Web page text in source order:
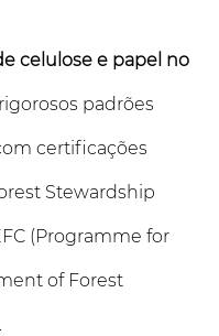
celulose e papel no
padrões
certificações
Stewardship
(Programme for
of Forest